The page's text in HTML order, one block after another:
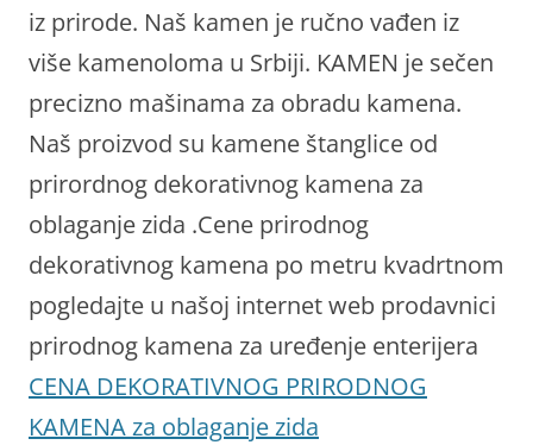
iz prirode. Naš kamen je ručno vađen iz
više kamenoloma u Srbiji. KAMEN je sečen
precizno mašinama za obradu kamena.
Naš proizvod su kamene štanglice od
prirordnog dekorativnog kamena za
oblaganje zida .Cene prirodnog
dekorativnog kamena po metru kvadrtnom
pogledajte u našoj internet web prodavnici
prirodnog kamena za uređenje enterijera
CENA DEKORATIVNOG PRIRODNOG
KAMENA za oblaganje zida